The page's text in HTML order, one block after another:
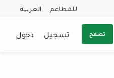
للمطاعم العربية
تصفح تسجيل دخول